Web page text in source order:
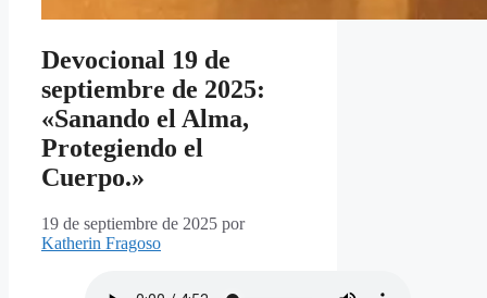
Devocional 19 de
septiembre de 2025:
«Sanando el Alma,
Protegiendo el
Cuerpo.»
19 de septiembre de 2025 por
Katherin Fragoso